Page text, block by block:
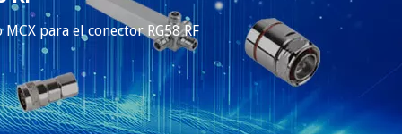
para el conector RG58 RF